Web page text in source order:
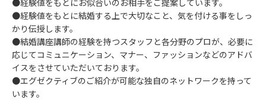
●経験値をもとに結婚する上で大切なこと、気を付ける事をしっ
かり伝授します。
●結婚講座講師の経験を持つスタッフと各分野のプロが、必要に
応じてコミュニケーション、マナー、ファッションなどのアドバ
イスをさせていただいております。
●エグゼクティブのご紹介が可能な独自のネットワークを持って
います。